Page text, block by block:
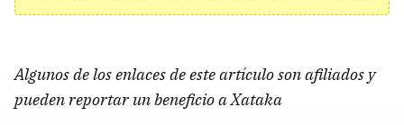
Algunos de los enlaces de este artículo son afiliados y
pueden reportar un beneficio a Xataka